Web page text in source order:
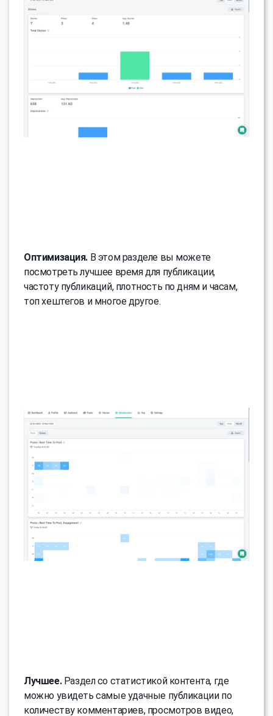
Оптимизация. В этом разделе вы можете
посмотреть лучшее время для публикации,
частоту публикаций, плотность по дням и часам,
топ хештегов и многое другое.
Лучшее.Раздел со статистикой контента, где
можно увидеть самые удачные публикации по
количеству комментариев, просмотров видео,